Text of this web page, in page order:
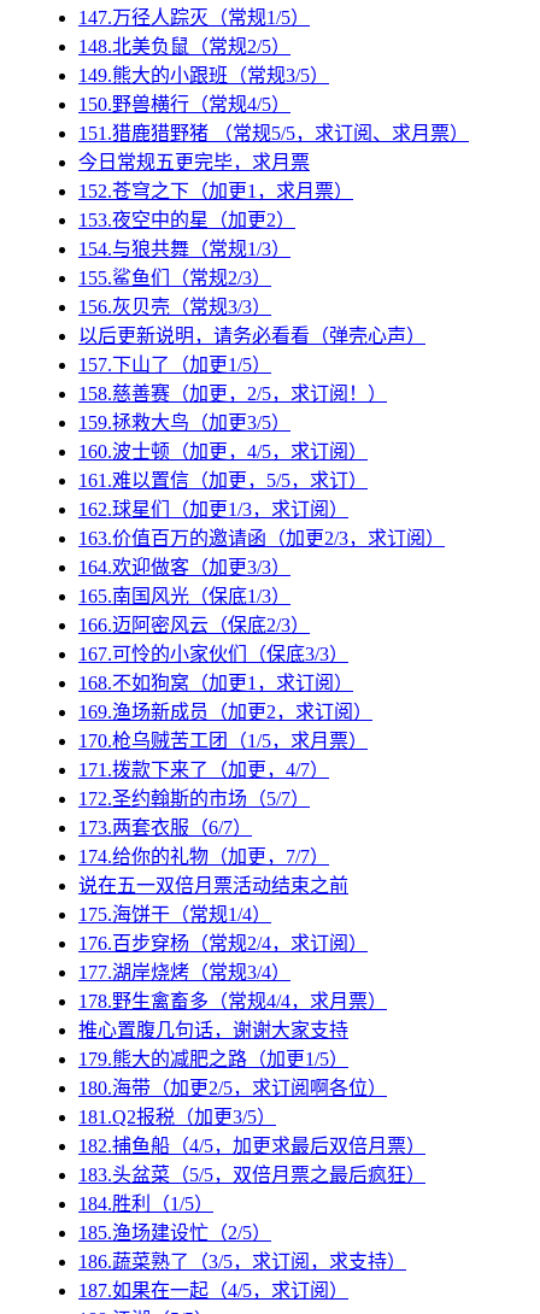
147.万径人踪灭（常规1/5）
148.北美负鼠（常规2/5）
149.熊大的小跟班（常规3/5）
150.野兽横行（常规4/5）
151.猎鹿猎野猪 （常规5/5，求订阅、求月票）
今日常规五更完毕，求月票
152.苍穹之下（加更1，求月票）
153.夜空中的星（加更2）
154.与狼共舞（常规1/3）
155.鲨鱼们（常规2/3）
156.灰贝壳（常规3/3）
以后更新说明，请务必看看（弹壳心声）
157.下山了（加更1/5）
158.慈善赛（加更，2/5，求订阅！）
159.拯救大鸟（加更3/5）
160.波士顿（加更，4/5，求订阅）
161.难以置信（加更，5/5，求订）
162.球星们（加更1/3，求订阅）
163.价值百万的邀请函（加更2/3，求订阅）
164.欢迎做客（加更3/3）
165.南国风光（保底1/3）
166.迈阿密风云（保底2/3）
167.可怜的小家伙们（保底3/3）
168.不如狗窝（加更1，求订阅）
169.渔场新成员（加更2，求订阅）
170.枪乌贼苦工团（1/5，求月票）
171.拨款下来了（加更，4/7）
172.圣约翰斯的市场（5/7）
173.两套衣服（6/7）
174.给你的礼物（加更，7/7）
说在五一双倍月票活动结束之前
175.海饼干（常规1/4）
176.百步穿杨（常规2/4，求订阅）
177.湖岸烧烤（常规3/4）
178.野生禽畜多（常规4/4，求月票）
推心置腹几句话，谢谢大家支持
179.熊大的减肥之路（加更1/5）
180.海带（加更2/5，求订阅啊各位）
181.Q2报税（加更3/5）
182.捕鱼船（4/5，加更求最后双倍月票）
183.头盆菜（5/5，双倍月票之最后疯狂）
184.胜利（1/5）
185.渔场建设忙（2/5）
186.蔬菜熟了（3/5，求订阅，求支持）
187.如果在一起（4/5，求订阅）